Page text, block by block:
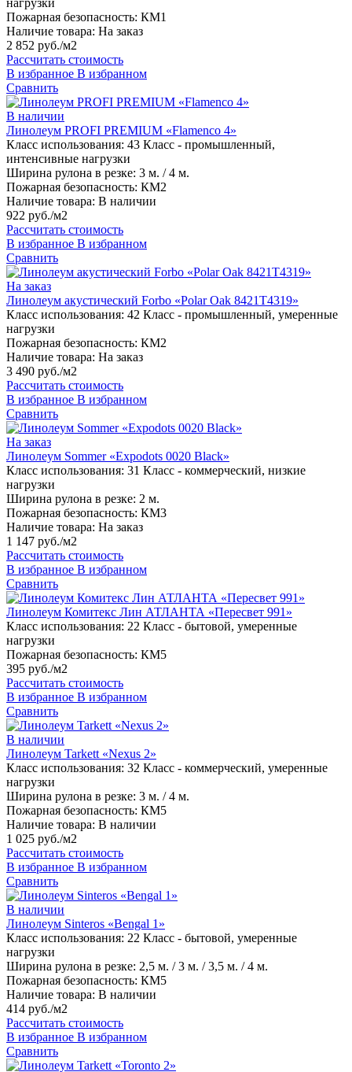
нагрузки
Пожарная безопасность: КМ1
Наличие товара: На заказ
2 852 руб./м2
Рассчитать стоимость
В избранное В избранном
Сравнить
В наличии
Линолеум PROFI PREMIUM «Flamenco 4»
Класс использования: 43 Класс - промышленный,
интенсивные нагрузки
Ширина рулона в резке: 3 м. / 4 м.
Пожарная безопасность: КМ2
Наличие товара: В наличии
922 руб./м2
Рассчитать стоимость
В избранное В избранном
Сравнить
На заказ
Линолеум акустический Forbo «Polar Oak 8421T4319»
Класс использования: 42 Класс - промышленный, умеренные
нагрузки
Пожарная безопасность: КМ2
Наличие товара: На заказ
3 490 руб./м2
Рассчитать стоимость
В избранное В избранном
Сравнить
На заказ
Линолеум Sommer «Expodots 0020 Black»
Класс использования: 31 Класс - коммерческий, низкие
нагрузки
Ширина рулона в резке: 2 м.
Пожарная безопасность: КМ3
Наличие товара: На заказ
1 147 руб./м2
Рассчитать стоимость
В избранное В избранном
Сравнить
Линолеум Комитекс Лин АТЛАНТА «Пересвет 991»
Класс использования: 22 Класс - бытовой, умеренные
нагрузки
Пожарная безопасность: КМ5
395 руб./м2
Рассчитать стоимость
В избранное В избранном
Сравнить
В наличии
Линолеум Tarkett «Nexus 2»
Класс использования: 32 Класс - коммерческий, умеренные
нагрузки
Ширина рулона в резке: 3 м. / 4 м.
Пожарная безопасность: КМ5
Наличие товара: В наличии
1 025 руб./м2
Рассчитать стоимость
В избранное В избранном
Сравнить
В наличии
Линолеум Sinteros «Bengal 1»
Класс использования: 22 Класс - бытовой, умеренные
нагрузки
Ширина рулона в резке: 2,5 м. / 3 м. / 3,5 м. / 4 м.
Пожарная безопасность: КМ5
Наличие товара: В наличии
414 руб./м2
Рассчитать стоимость
В избранное В избранном
Сравнить